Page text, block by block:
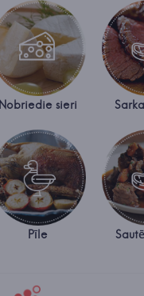
Nobriedie sieri
Pīle